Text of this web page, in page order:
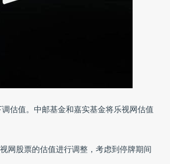
估值。中邮基金和嘉实基金将乐视网估值
网股票的估值进行调整，考虑到停牌期间